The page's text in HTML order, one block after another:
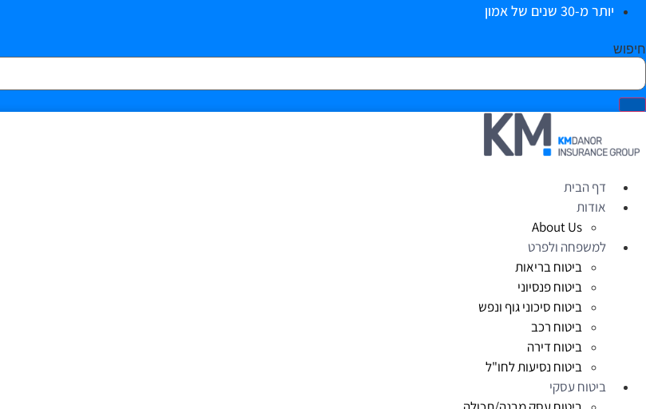
יותר מ-30 שנים של אמון
חיפוש
דף הבית
אודות
About Us
למשפחה ולפרט
ביטוח בריאות
ביטוח פנסיוני
ביטוח סיכוני גוף ונפש
ביטוח רכב
ביטוח דירה
ביטוח נסיעות לחו"ל
ביטוח עסקי